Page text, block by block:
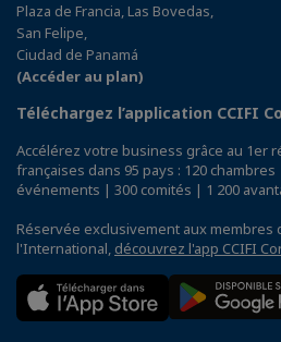
Plaza de Francia, Las Bovedas,
San Felipe,
Ciudad de Panamá
(Accéder au plan)
Téléchargez l’application CCIFI
Accélérez votre business grâce au 1er
françaises dans 95 pays : 120
événements | 300 comités | 1 200
Réservée exclusivement aux membres
l'International, découvrez l'app CCIFI